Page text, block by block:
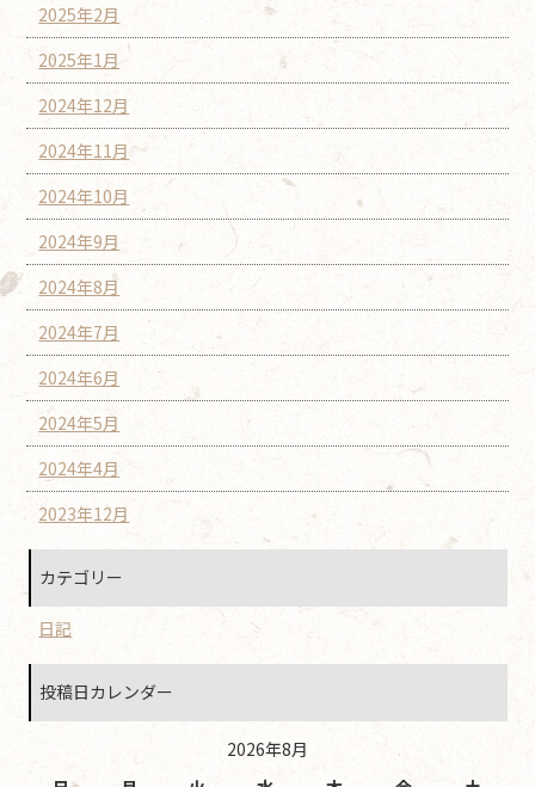
2025年2月
2025年1月
2024年12月
2024年11月
2024年10月
2024年9月
2024年8月
2024年7月
2024年6月
2024年5月
2024年4月
2023年12月
カテゴリー
日記
投稿日カレンダー
2026年8月